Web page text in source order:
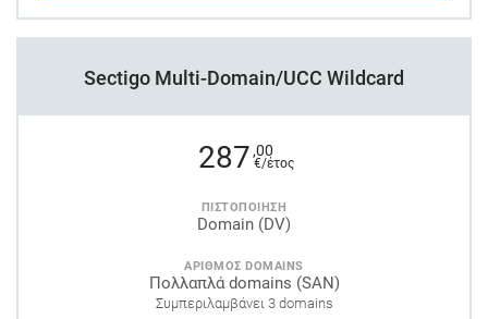
Sectigo Multi-Domain/UCC Wildcard
287 ,00
€/έτος
ΠΙΣΤΟΠΟΙΗΣΗ
Domain (DV)
ΑΡΙΘΜΟΣ DOMAINS
Πολλαπλά domains (SAN)
Συμπεριλαμβάνει 3 domains